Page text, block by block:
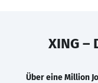
XING –
Über eine Million